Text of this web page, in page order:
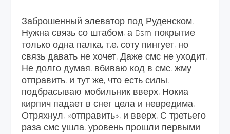
Заброшенный элеватор под Руденском.
Нужна связь со штабом, а Gsm-покрытие
только одна палка, т.е. соту пингует, но
связь давать не хочет. Даже смс не уходит.
Не долго думая, вбиваю код в смс, жму
отправить, и тут же, что есть силы,
подбрасываю мобильник вверх. Нокиа-
кирпич падает в снег цела и невредима.
Отряхнул, «отправить», и вверх. С третьего
раза смс ушла, уровень прошли первыми